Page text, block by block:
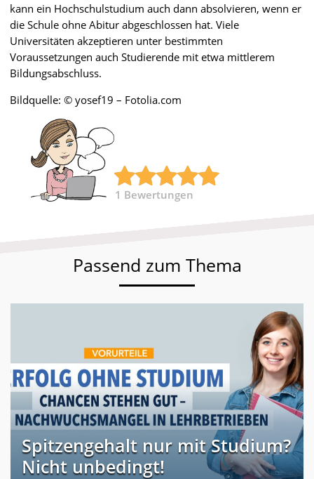
kann ein Hochschulstudium auch dann absolvieren, wenn er
die Schule ohne Abitur abgeschlossen hat. Viele
Universitäten akzeptieren unter bestimmten
Voraussetzungen auch Studierende mit etwa mittlerem
Bildungsabschluss.
Bildquelle: © yosef19 – Fotolia.com
1 Bewertungen
Passend zum Thema
Spitzengehalt nur mit Studium?
Nicht unbedingt!